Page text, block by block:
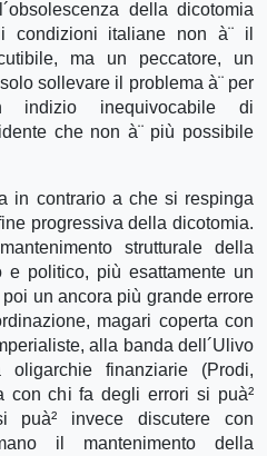
della dicotomia
condizioni italiane non à¨ il
ma un peccatore, un
sollevare il problema à¨ per
indizio inequivocabile di
che non à¨ più possibile
in contrario a che si respinga
progressiva della dicotomia.
strutturale della
e politico, più esattamente un
un ancora più grande errore
magari coperta con
alla banda dell´Ulivo
oligarchie finanziarie (Prodi,
con chi fa degli errori si puà²
puà² invece discutere con
il mantenimento della